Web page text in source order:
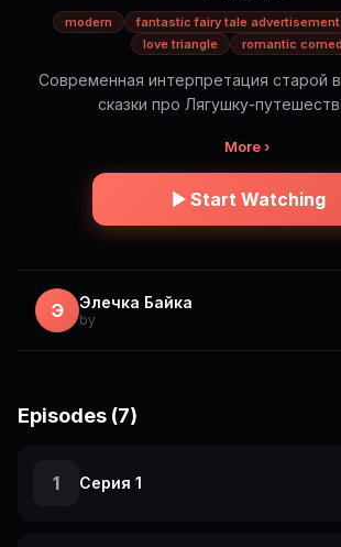
modern fantastic fairy tale advertisement
love triangle
romantic
Современная интерпретация старой
сказки про Лягушку-
More ›
Start Watching
Э Элечка Байка
by
Episodes (7)
1 Серия 1